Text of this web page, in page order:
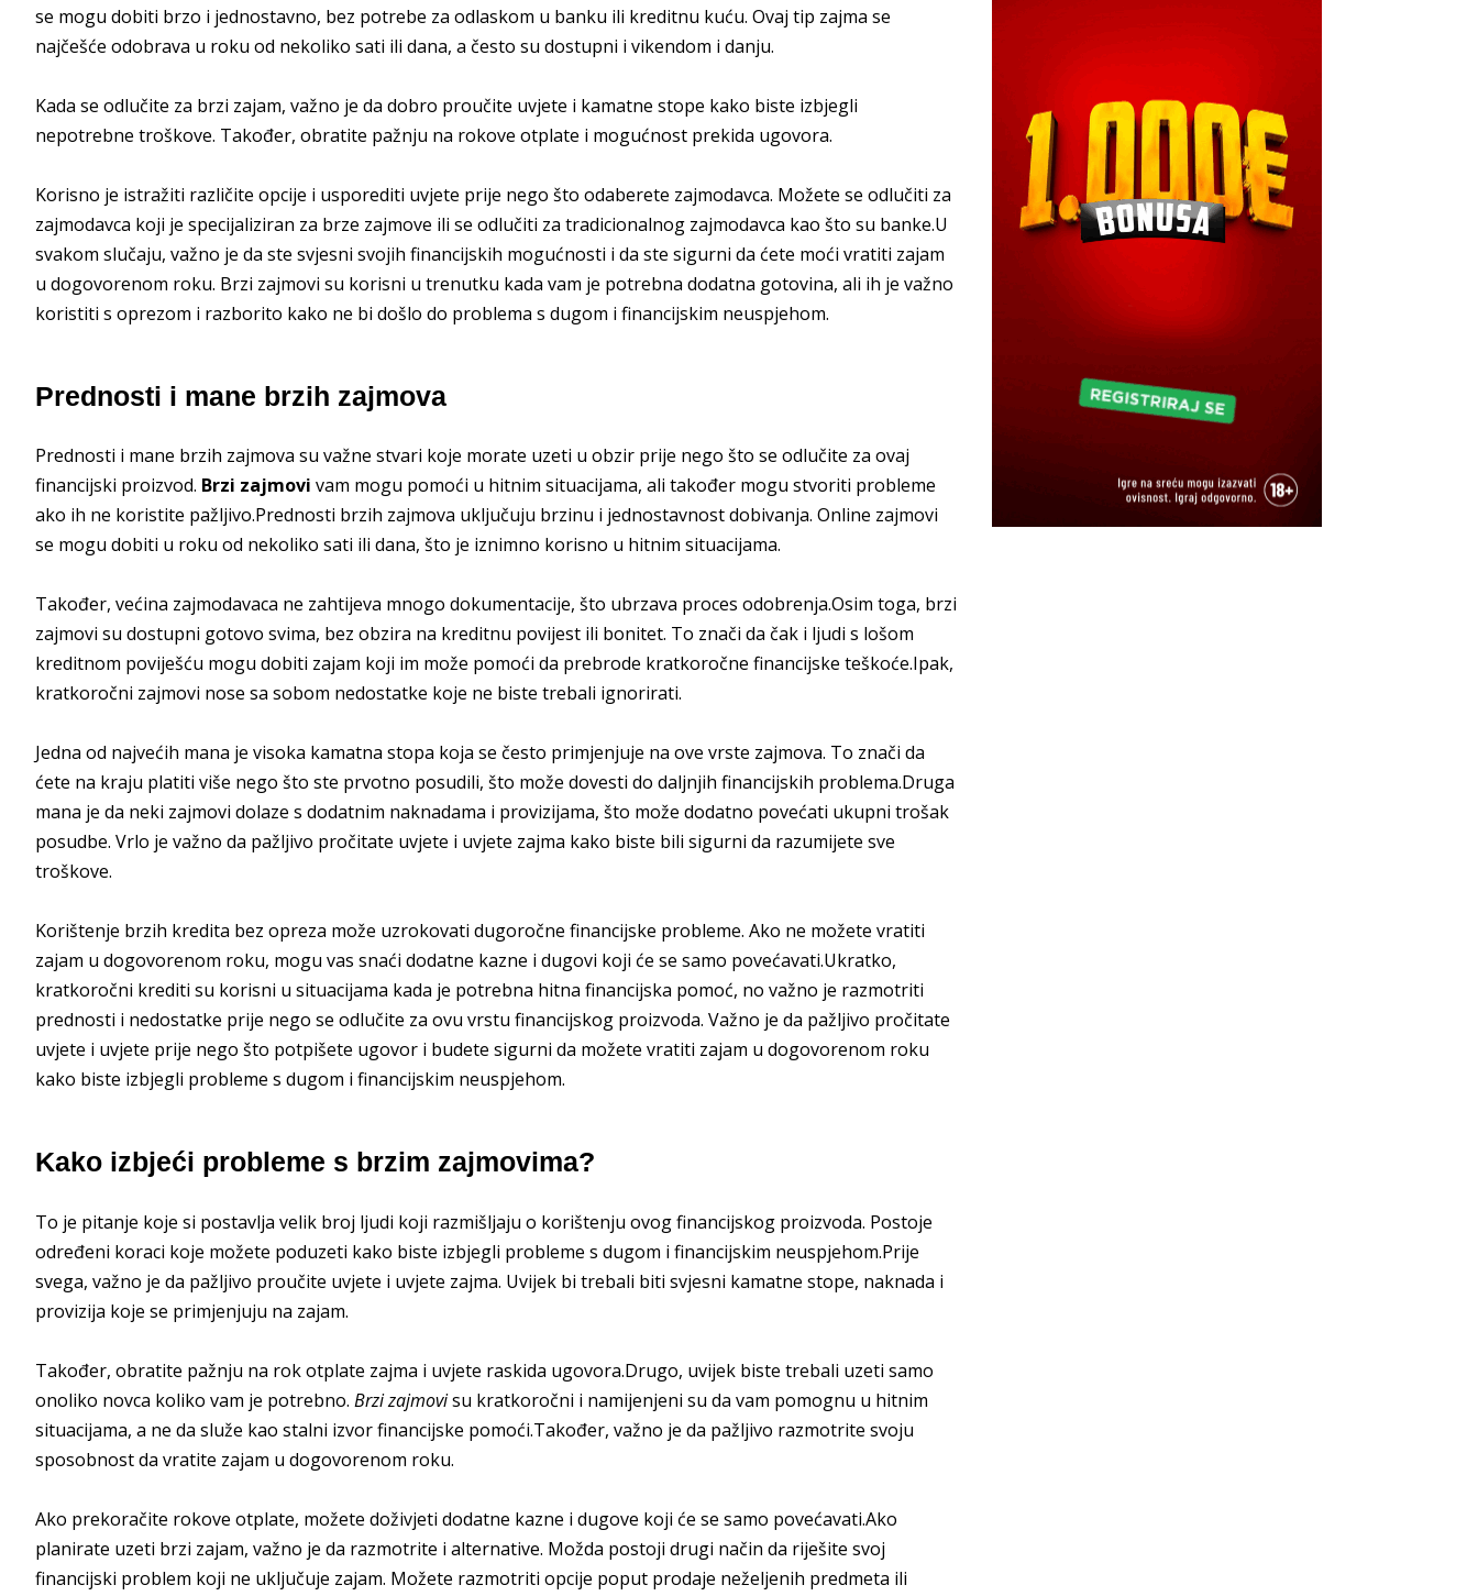
se mogu dobiti brzo i jednostavno, bez potrebe za odlaskom u banku ili kreditnu kuću. Ovaj tip zajma se
najčešće odobrava u roku od nekoliko sati ili dana, a često su dostupni i vikendom i danju.
Kada se odlučite za brzi zajam, važno je da dobro proučite uvjete i kamatne stope kako biste izbjegli
nepotrebne troškove. Također, obratite pažnju na rokove otplate i mogućnost prekida ugovora.
Korisno je istražiti različite opcije i usporediti uvjete prije nego što odaberete zajmodavca. Možete se odlučiti za
zajmodavca koji je specijaliziran za brze zajmove ili se odlučiti za tradicionalnog zajmodavca kao što su banke.U
svakom slučaju, važno je da ste svjesni svojih financijskih mogućnosti i da ste sigurni da ćete moći vratiti zajam
u dogovorenom roku. Brzi zajmovi su korisni u trenutku kada vam je potrebna dodatna gotovina, ali ih je važno
koristiti s oprezom i razborito kako ne bi došlo do problema s dugom i financijskim neuspjehom.
Prednosti i mane brzih zajmova
Prednosti i mane brzih zajmova su važne stvari koje morate uzeti u obzir prije nego što se odlučite za ovaj
financijski proizvod. Brzi zajmovi vam mogu pomoći u hitnim situacijama, ali također mogu stvoriti probleme
ako ih ne koristite pažljivo.Prednosti brzih zajmova uključuju brzinu i jednostavnost dobivanja. Online zajmovi
se mogu dobiti u roku od nekoliko sati ili dana, što je iznimno korisno u hitnim situacijama.
Također, većina zajmodavaca ne zahtijeva mnogo dokumentacije, što ubrzava proces odobrenja.Osim toga, brzi
zajmovi su dostupni gotovo svima, bez obzira na kreditnu povijest ili bonitet. To znači da čak i ljudi s lošom
kreditnom poviješću mogu dobiti zajam koji im može pomoći da prebrode kratkoročne financijske teškoće.Ipak,
kratkoročni zajmovi nose sa sobom nedostatke koje ne biste trebali ignorirati.
Jedna od najvećih mana je visoka kamatna stopa koja se često primjenjuje na ove vrste zajmova. To znači da
ćete na kraju platiti više nego što ste prvotno posudili, što može dovesti do daljnjih financijskih problema.Druga
mana je da neki zajmovi dolaze s dodatnim naknadama i provizijama, što može dodatno povećati ukupni trošak
posudbe. Vrlo je važno da pažljivo pročitate uvjete i uvjete zajma kako biste bili sigurni da razumijete sve
troškove.
Korištenje brzih kredita bez opreza može uzrokovati dugoročne financijske probleme. Ako ne možete vratiti
zajam u dogovorenom roku, mogu vas snaći dodatne kazne i dugovi koji će se samo povećavati.Ukratko,
kratkoročni krediti su korisni u situacijama kada je potrebna hitna financijska pomoć, no važno je razmotriti
prednosti i nedostatke prije nego se odlučite za ovu vrstu financijskog proizvoda. Važno je da pažljivo pročitate
uvjete i uvjete prije nego što potpišete ugovor i budete sigurni da možete vratiti zajam u dogovorenom roku
kako biste izbjegli probleme s dugom i financijskim neuspjehom.
Kako izbjeći probleme s brzim zajmovima?
To je pitanje koje si postavlja velik broj ljudi koji razmišljaju o korištenju ovog financijskog proizvoda. Postoje
određeni koraci koje možete poduzeti kako biste izbjegli probleme s dugom i financijskim neuspjehom.Prije
svega, važno je da pažljivo proučite uvjete i uvjete zajma. Uvijek bi trebali biti svjesni kamatne stope, naknada i
provizija koje se primjenjuju na zajam.
Također, obratite pažnju na rok otplate zajma i uvjete raskida ugovora.Drugo, uvijek biste trebali uzeti samo
onoliko novca koliko vam je potrebno. Brzi zajmovisu kratkoročni i namijenjeni su da vam pomognu u hitnim
situacijama, a ne da služe kao stalni izvor financijske pomoći.Također, važno je da pažljivo razmotrite svoju
sposobnost da vratite zajam u dogovorenom roku.
Ako prekoračite rokove otplate, možete doživjeti dodatne kazne i dugove koji će se samo povećavati.Ako
planirate uzeti brzi zajam, važno je da razmotrite i alternative. Možda postoji drugi način da riješite svoj
financijski problem koji ne uključuje zajam. Možete razmotriti opcije poput prodaje neželjenih predmeta ili